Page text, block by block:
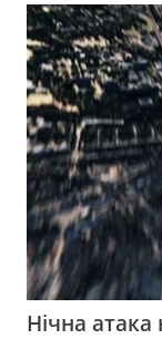
Нічна